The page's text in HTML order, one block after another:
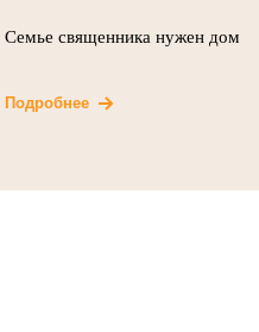
Семье священника нужен дом
Подробнее